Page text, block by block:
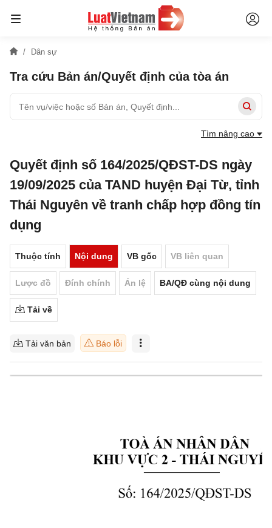
Dân sự
Tra cứu Bản án/Quyết định của tòa án
Tìm nâng cao
Quyết định số 164/2025/QĐST-DS ngày
19/09/2025 của TAND huyện Đại Từ, tỉnh
Thái Nguyên về tranh chấp hợp đồng tín
dụng
Thuộc tính Nội dung VB gốc VB liên quan
Lược đồ Đính chính Án lệ BA/QĐ cùng nội dung
Tải về
Tải văn bản Báo lỗi